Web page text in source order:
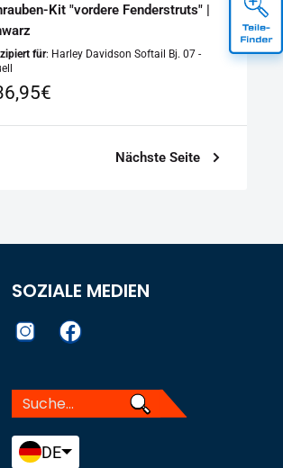
Kit "vordere Fenderstruts" |
für: Harley Davidson Softail Bj. 07 -
Nächste Seite
SOZIALE MEDIEN
DE